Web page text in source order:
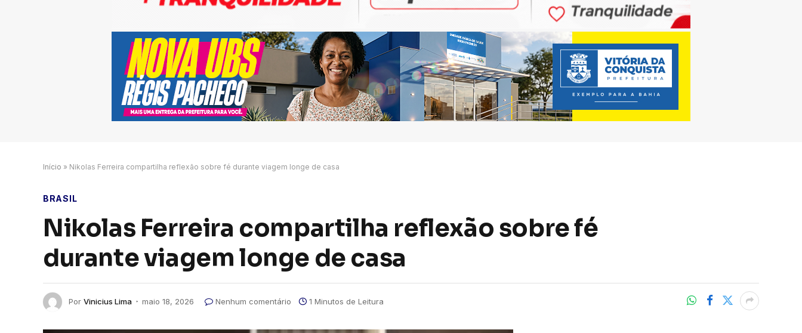
Início » Nikolas Ferreira compartilha reflexão sobre fé durante viagem longe de casa
BRASIL
Nikolas Ferreira compartilha reflexão sobre fé
durante viagem longe de casa
Por Vinicius Lima maio 18, 2026 Nenhum comentário 1 Minutos de Leitura